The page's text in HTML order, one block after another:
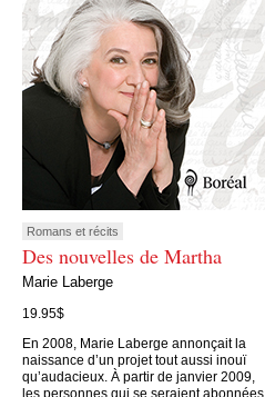
Romans et récits
Des nouvelles de Martha
Marie Laberge
19.95$
En 2008, Marie Laberge annonçait la
naissance d’un projet tout aussi inouï
qu’audacieux. À partir de janvier 2009,